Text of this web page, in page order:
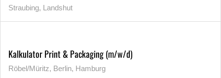
Straubing, Landshut
Kalkulator Print & Packaging (m/w/d)
Röbel/Müritz, Berlin, Hamburg